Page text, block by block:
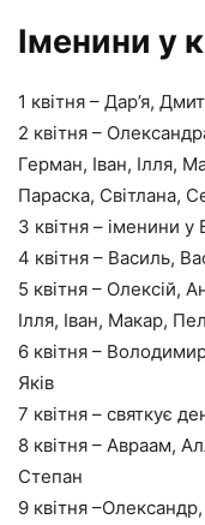
Іменини у
1 квітня – Дар’я,
2 квітня –
Герман, Іван, Ілля,
Параска, Світлана,
3 квітня – іменини
4 квітня – Василь,
5 квітня – Олексій,
Ілля, Іван, Макар,
6 квітня –
Яків
7 квітня – святкує
8 квітня – Авраам,
Степан
9 квітня